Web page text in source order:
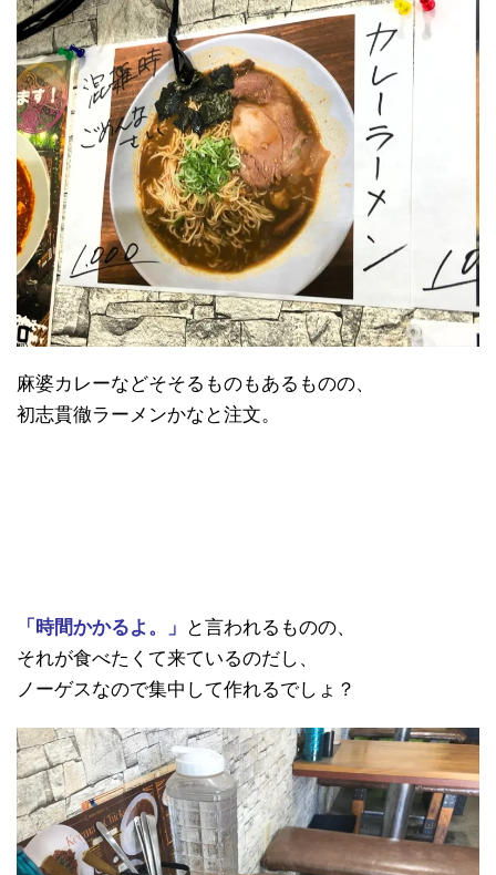
麻婆カレーなどそそるものもあるものの、
初志貫徹ラーメンかなと注文。
「時間かかるよ。」
と言われるものの、
それが食べたくて来ているのだし、
ノーゲスなので集中して作れるでしょ？